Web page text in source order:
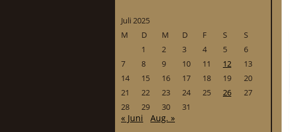
Juli 2025
M
D M D F S
S
1
2 3 4 5
6
7
8 9 10 11 12
13
14
15 16 17 18 19
20
21
22 23 24 25 26
27
28
29 30 31
« Juni Aug. »